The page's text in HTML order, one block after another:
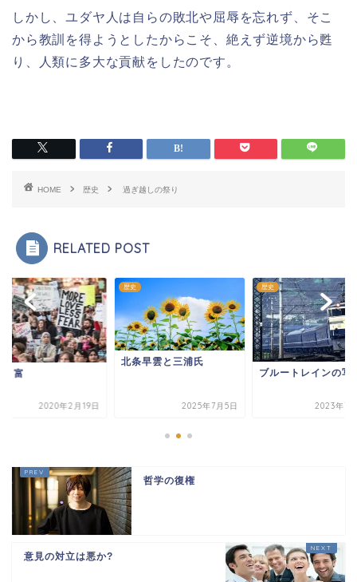
しかし、ユダヤ人は自らの敗北や屈辱を忘れず、そこ
から教訓を得ようとしたからこそ、絶えず逆境から甦
り、人類に多大な貢献をしたのです。
HOME 歴史 過ぎ越しの祭り
RELATED POST
と富
2020年2月19日
歴史
北条早雲と三浦氏
2025年7月5日
歴史
ブルートレインの写
2023年7
哲学の復権
意見の対立は悪か?